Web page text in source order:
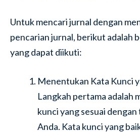
Untuk mencari jurnal dengan
pencarian jurnal, berikut adalah
yang dapat diikuti:
Menentukan Kata Kunci
Langkah pertama adalah
kunci yang sesuai
Anda. Kata kunci yang